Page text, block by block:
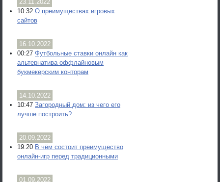
23.11.2022
10:32 О преимуществах игровых
сайтов
16.10.2022
00:27 Футбольные ставки онлайн как
альтернатива оффлайновым
букмекерским конторам
14.10.2022
10:47 Загородный дом: из чего его
лучше построить?
20.09.2022
19:20 В чём состоит преимущество
онлайн-игр перед традиционными
01.09.2022